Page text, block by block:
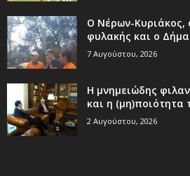
Ο Νέρων-Κυριάκος,
φυλακής και ο
7 Αυγούστου, 2026
Η μνημειώδης
και η (μη)ποιότητα
2 Αυγούστου, 2026